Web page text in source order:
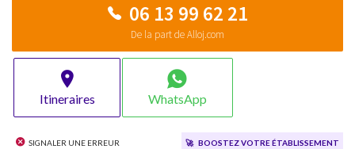
06 13 99 62 21
De la part de Alloj.com
Itineraires WhatsApp
Signaler une erreur 🚀 Boostez votre établissement